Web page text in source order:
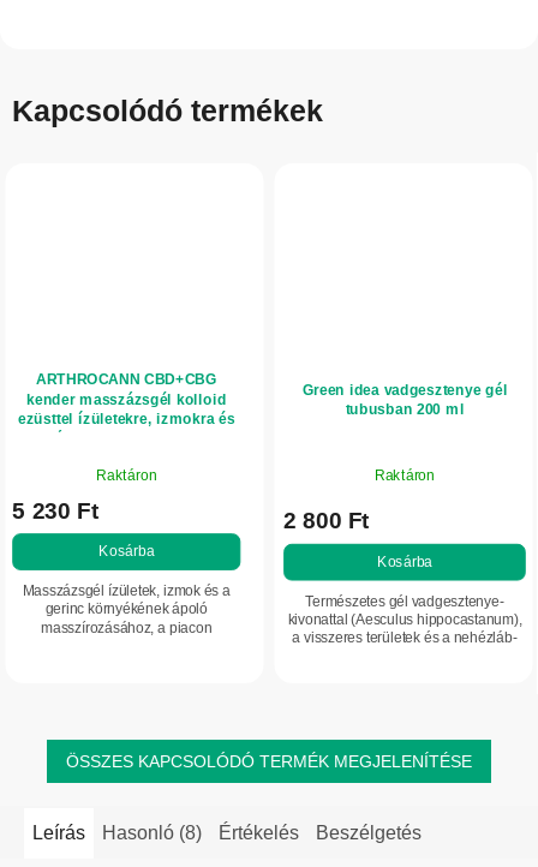
Kapcsolódó termékek
ARTHROCANN CBD+CBG
kender masszázsgél kolloid
ezüsttel ízületekre, izmokra és
hátra - 75 ml - Annabis
átlagos
értékelése
ből
csillag.
Raktáron
5 230 Ft
Kosárba
Masszázsgél ízületek, izmok és a
gerinc környékének ápoló
masszírozásához, a piacon
Green idea vadgesztenye gél
tubusban 200 ml
Raktáron
2 800 Ft
Kosárba
Természetes gél vadgesztenye-
kivonattal (Aesculus hippocastanum),
a visszeres területek és a nehézláb-
ÖSSZES KAPCSOLÓDÓ TERMÉK MEGJELENÍTÉSE
Leírás Hasonló (8) Értékelés Beszélgetés